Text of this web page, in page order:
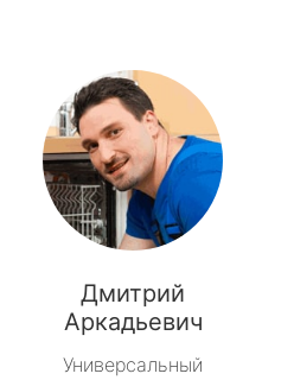
Дмитрий
Аркадьевич
Универсальный